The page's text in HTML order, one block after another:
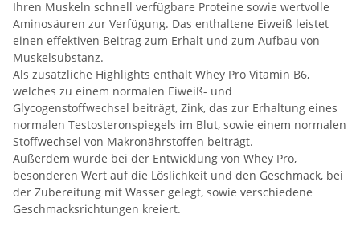
Ihren Muskeln schnell verfügbare Proteine sowie wertvolle
Aminosäuren zur Verfügung. Das enthaltene Eiweiß leistet
einen effektiven Beitrag zum Erhalt und zum Aufbau von
Muskelsubstanz.
Als zusätzliche Highlights enthält Whey Pro Vitamin B6,
welches zu einem normalen Eiweiß- und
Glycogenstoffwechsel beiträgt, Zink, das zur Erhaltung eines
normalen Testosteronspiegels im Blut, sowie einem normalen
Stoffwechsel von Makronährstoffen beiträgt.
Außerdem wurde bei der Entwicklung von Whey Pro,
besonderen Wert auf die Löslichkeit und den Geschmack, bei
der Zubereitung mit Wasser gelegt, sowie verschiedene
Geschmacksrichtungen kreiert.